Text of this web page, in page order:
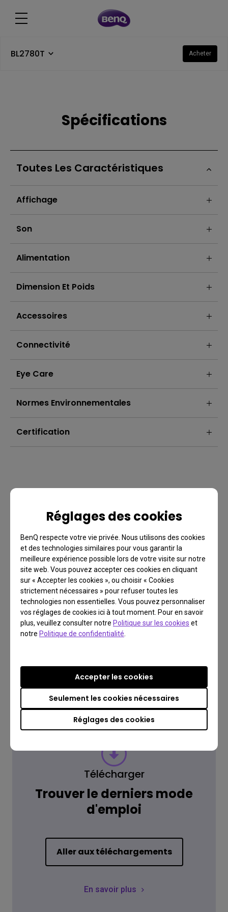
Réglages des cookies
BenQ respecte votre vie privée. Nous utilisons des cookies
et des technologies similaires pour vous garantir la
meilleure expérience possible lors de votre visite sur notre
site web. Vous pouvez accepter ces cookies en cliquant
sur « Accepter les cookies », ou choisir « Cookies
strictement nécessaires » pour refuser toutes les
technologies non essentielles. Vous pouvez personnaliser
vos réglages de cookies ici à tout moment. Pour en savoir
plus, veuillez consulter notre Politique sur les cookies et
notre Politique de confidentialité
Réglages des cookies
Seulement les cookies nécessaires
Accepter les cookies
BL2780T Acheter
Spécifications
Toutes Les Caractéristiques
Affichage
Son
Alimentation
Dimension Et Poids
Accessoires
Connectivité
Eye Care
Normes Environnementales
Certification
FAQ
Vous avez une question?
En savoir plus
Télécharger
Trouver le derniers mode
d'emploi
Aller aux téléchargements
En savoir plus